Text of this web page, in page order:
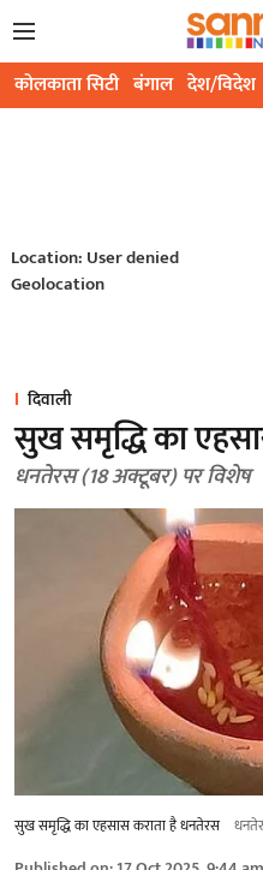
कोलकाता सिटी बंगाल देश/विदेश
Location: User denied
Geolocation
दिवाली
सुख समृद्धि का
धनतेरस (18 अक्टूबर) पर विशेष
सुख समृद्धि का एहसास कराता है धनतेरस